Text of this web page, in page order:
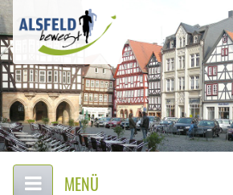
Alsfeld
bewegt
–
Firmen-
Lauf-
Event
Startseite
Hauptinhalt
Hauptnavigation
Themennavigation
Seitenanfang